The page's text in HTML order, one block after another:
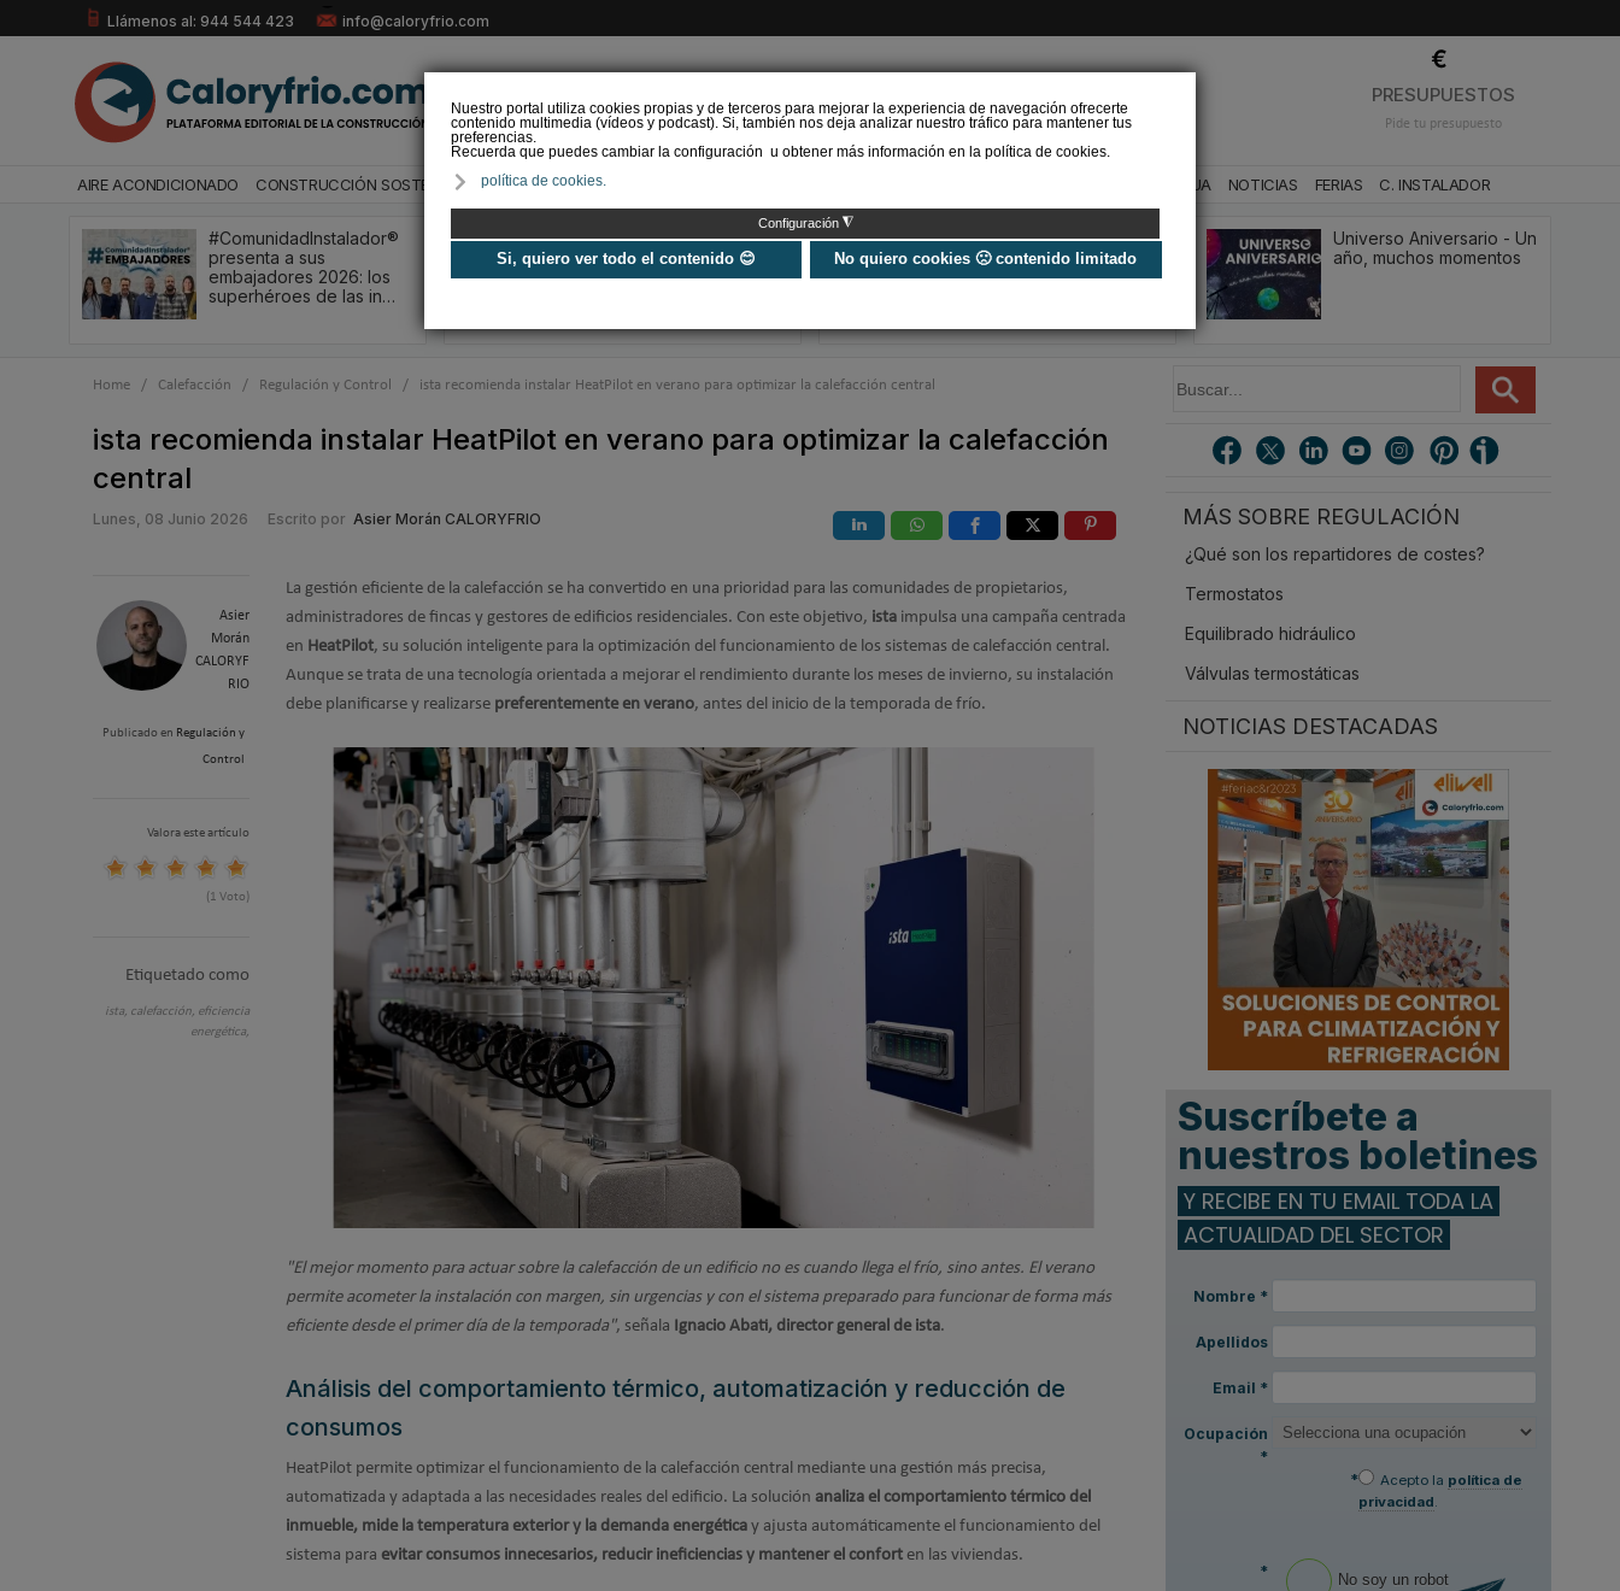
Nuestro portal utiliza cookies propias y de terceros para mejorar la experiencia de navegación ofrecerte
contenido multimedia (vídeos y podcast). Si, también nos deja analizar nuestro tráfico para mantener tus
preferencias.
Recuerda que puedes cambiar la configuración u obtener más información en la política de cookies.
política de cookies.
Configuración ◮
Si, quiero ver todo el contenido 😊 No quiero cookies 🙁 contenido limitado
Llámenos al: 944 544 423 info@caloryfrio.com
PRESUPUESTOS
Pide tu presupuesto
AIRE ACONDICIONADO CONSTRUCCIÓN SOSTENIBLE ENERGÍAS RENOVABLES BAÑO Y AGUA NOTICIAS FERIAS C. INSTALADOR
#ComunidadInstalador®
presenta a sus
embajadores 2026: los
superhéroes de las in…
Tener calefacción
inteligente no garantiza
ahorro: el error que
Orkli lanza HYBRIZONE, la
solución inalámbrica para
la rehabilitación y
Universo Aniversario - Un
año, muchos momentos
Home / Calefacción / Regulación y Control / ista recomienda instalar HeatPilot en verano para optimizar la calefacción central
ista recomienda instalar HeatPilot en verano para optimizar la calefacción
central
Lunes, 08 Junio 2026 Escrito por Asier Morán CALORYFRIO
Asier
Morán
CALORYF
RIO
Publicado en Regulación y
Control
Valora este artículo
(1 Voto)
Etiquetado como
ista, calefacción, eficiencia
energética,
La gestión eficiente de la calefacción se ha convertido en una prioridad para las comunidades de propietarios,
administradores de fincas y gestores de edificios residenciales. Con este objetivo, ista impulsa una campaña centrada
en HeatPilot, su solución inteligente para la optimización del funcionamiento de los sistemas de calefacción central.
Aunque se trata de una tecnología orientada a mejorar el rendimiento durante los meses de invierno, su instalación
debe planificarse y realizarse preferentemente en verano, antes del inicio de la temporada de frío.
"El mejor momento para actuar sobre la calefacción de un edificio no es cuando llega el frío, sino antes. El verano
permite acometer la instalación con margen, sin urgencias y con el sistema preparado para funcionar de forma más
eficiente desde el primer día de la temporada", señala Ignacio Abati, director general de ista.
Análisis del comportamiento térmico, automatización y reducción de
consumos
HeatPilot permite optimizar el funcionamiento de la calefacción central mediante una gestión más precisa,
automatizada y adaptada a las necesidades reales del edificio. La solución analiza el comportamiento térmico del
inmueble, mide la temperatura exterior y la demanda energética y ajusta automáticamente el funcionamiento del
sistema para evitar consumos innecesarios, reducir ineficiencias y mantener el confort en las viviendas.
u
MÁS SOBRE REGULACIÓN
¿Qué son los repartidores de costes?
Termostatos
Equilibrado hidráulico
Válvulas termostáticas
NOTICIAS DESTACADAS
Suscríbete a
nuestros boletines
Y RECIBE EN TU EMAIL TODA LA
ACTUALIDAD DEL SECTOR
Nombre *
Apellidos
Email *
Ocupación
*
*
Acepto la política de
privacidad.
* No soy un robot